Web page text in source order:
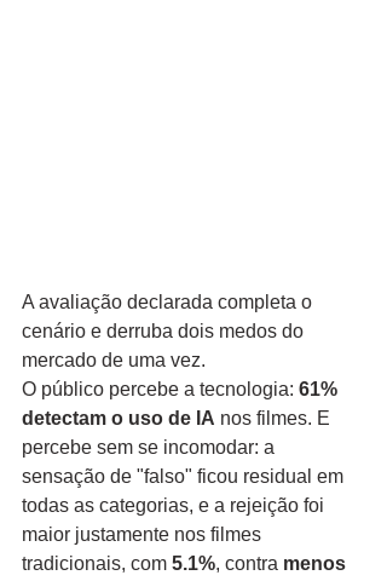
A avaliação declarada completa o
cenário e derruba dois medos do
mercado de uma vez.
O público percebe a tecnologia: 61%
detectam o uso de IA nos filmes. E
percebe sem se incomodar: a
sensação de "falso" ficou residual em
todas as categorias, e a rejeição foi
maior justamente nos filmes
tradicionais, com 5.1%, contra menos